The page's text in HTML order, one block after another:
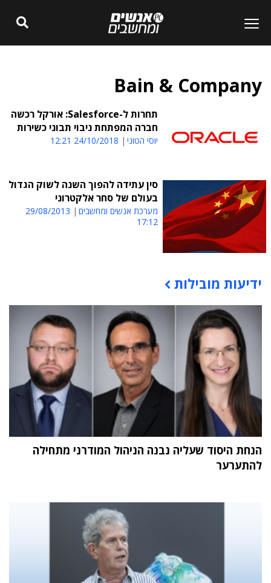
Bain & Company
תחרות ל-Salesforce: אורקל רכשה
חברה המפתחת ניבוי תבוני כשירות
יוסי הטוני 24/10/2018 12:21
סין עתידה להפוך השנה לשוק הגדול
בעולם של סחר אלקטרוני
מערכת אנשים ומחשבים
29/08/2013
17:12
תוכן פרסומי
ידיעות מובילות
הנחת היסוד שעליה נבנה הניהול המודרני מתחילה
להתערער